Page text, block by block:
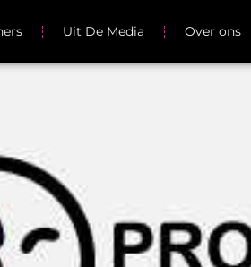
Uit De Media Over ons